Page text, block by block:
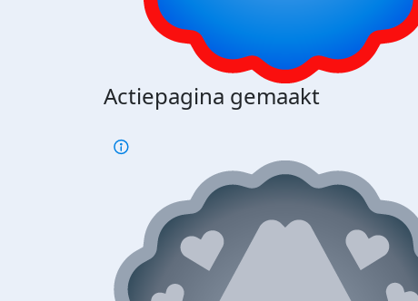
Actiepagina gemaakt